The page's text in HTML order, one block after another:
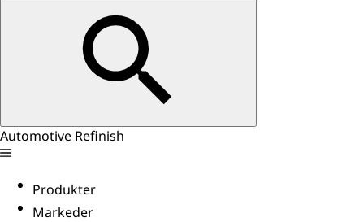
Automotive Refinish
Produkter
Markeder